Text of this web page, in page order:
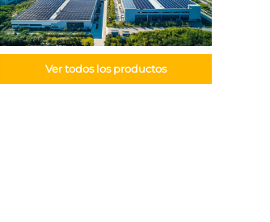
Ver todos los productos